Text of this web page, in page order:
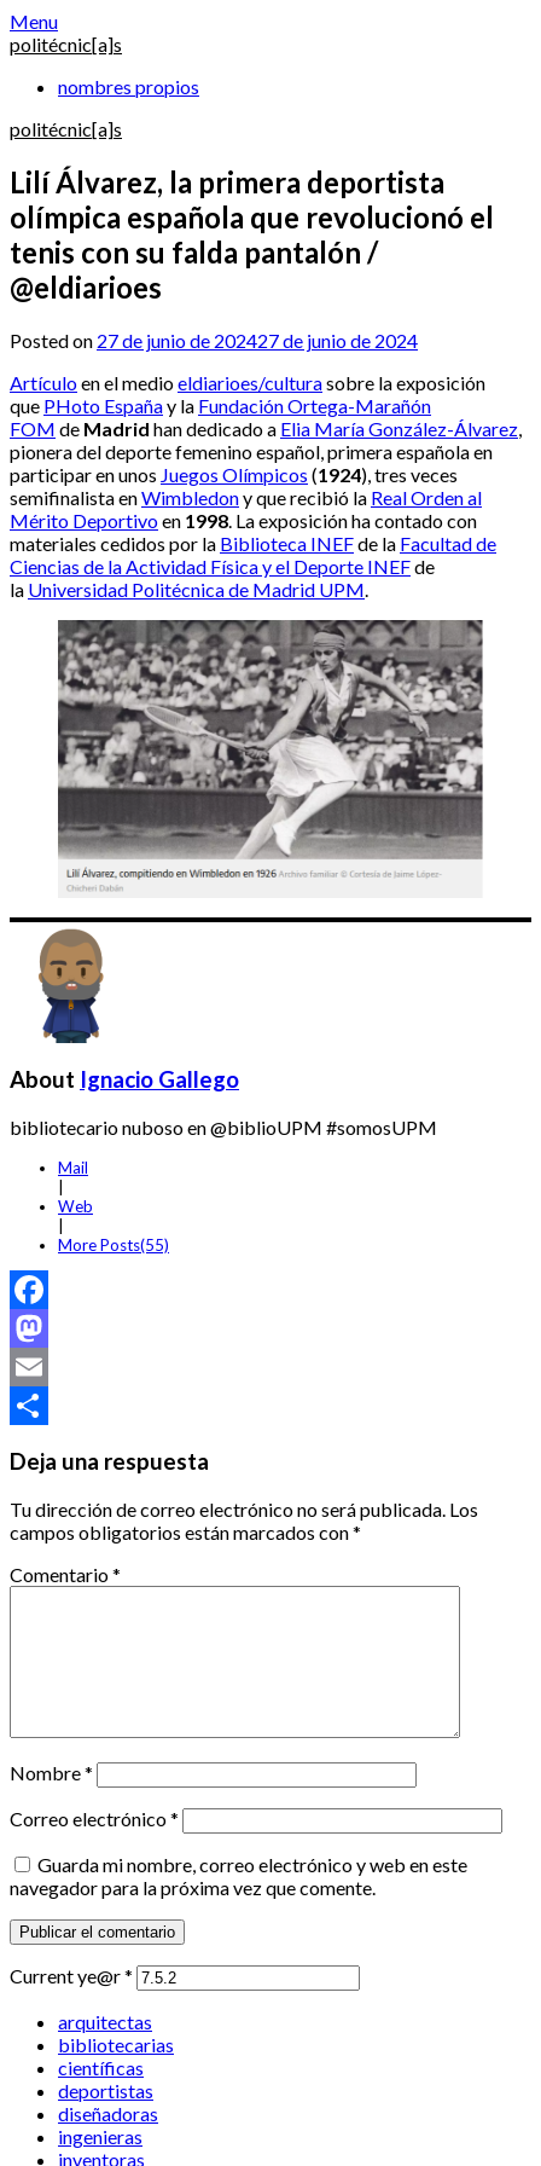
Skip
to
Menu
politécnic[a]s
nombres propios
politécnic[a]s
Lilí Álvarez, la primera deportista
olímpica española que revolucionó el
tenis con su falda pantalón /
@eldiarioes
Posted on 27 de junio de 202427 de junio de 2024
Artículoen el medioeldiarioes/culturasobre la exposición
que PHoto Españay la Fundación Ortega-Marañón
FOM de Madrid han dedicado a Elia María González-Álvarez,
pionera del deporte femenino español, primera española en
participar en unos Juegos Olímpicos (1924), tres veces
semifinalista enWimbledony que recibió la Real Orden al
Mérito Deportivoen 1998. La exposición ha contado con
materiales cedidos por la Biblioteca INEFde la Facultad de
Ciencias de la Actividad Física y el Deporte INEFde
la Universidad Politécnica de Madrid UPM.
About Ignacio Gallego
bibliotecario nuboso en @biblioUPM #somosUPM
Mail
Web
More Posts(55)
Facebook
Mastodon
Email
Deja una respuesta
Tu dirección de correo electrónico no será publicada. Los
campos obligatorios están marcados con*
Comentario*
Nombre*
Correo electrónico*
Guarda mi nombre, correo electrónico y web en este
navegador para la próxima vez que comente.
Current ye@r*
arquitectas
bibliotecarias
científicas
deportistas
diseñadoras
ingenieras
inventoras